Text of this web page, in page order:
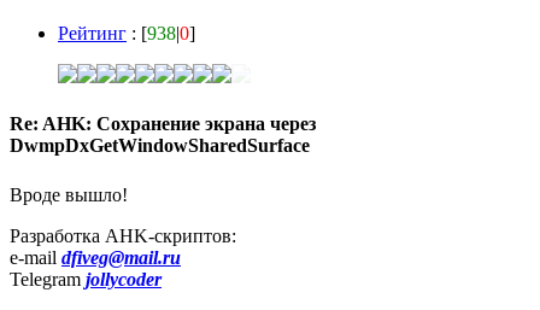
Рейтинг : [938|0]
Re: AHK: Сохранение экрана через
DwmpDxGetWindowSharedSurface
Вроде вышло!
Разработка AHK-скриптов:
e-mail dfiveg@mail.ru
Telegram jollycoder